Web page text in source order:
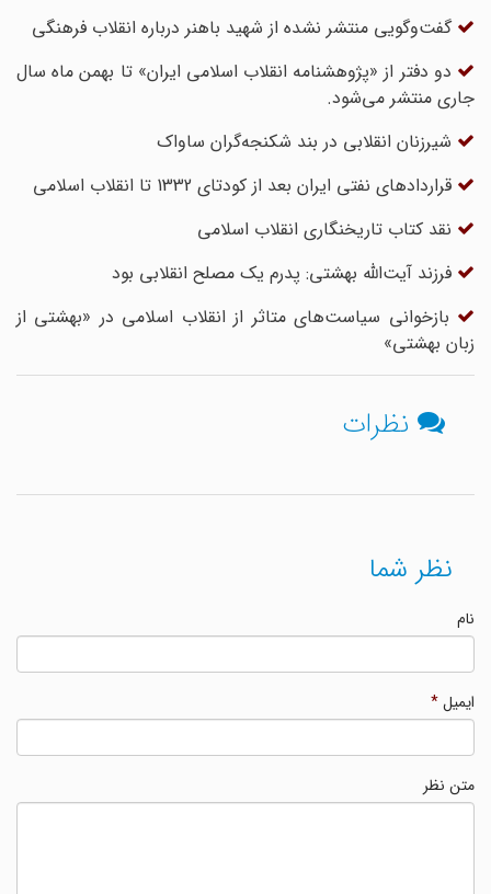
گفت‌وگویی منتشر نشده از شهید باهنر درباره انقلاب فرهنگی
دو دفتر از «پژوهشنامه انقلاب اسلامی ایران» تا بهمن ماه سال
جاری منتشر می‌شود.
شیرزنان انقلابی در بند شکنجه‌گران ساواک
قراردادهای نفتی ایران بعد از کودتای 1332 تا انقلاب اسلامی
نقد کتاب تاریخنگاری انقلاب اسلامی
فرزند آیت‌الله بهشتی: پدرم یک مصلح انقلابی بود
بازخوانی سیاست‌های متاثر از انقلاب اسلامی در «بهشتی از
زبان بهشتی»
نظرات
نظر شما
ایمیل*
متن نظر